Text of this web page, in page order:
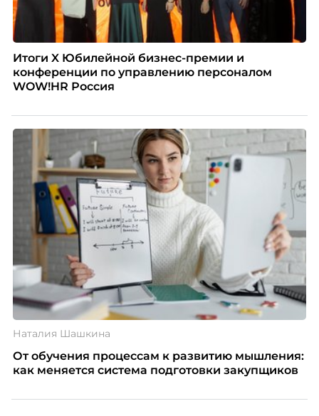
Итоги X Юбилейной бизнес-премии и
конференции по управлению персоналом
WOW!HR Россия
Наталия Шашкина
От обучения процессам к развитию мышления:
как меняется система подготовки закупщиков